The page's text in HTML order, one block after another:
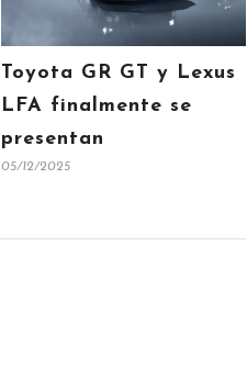
Toyota GR GT y Lexus
LFA finalmente se
presentan
05/12/2025